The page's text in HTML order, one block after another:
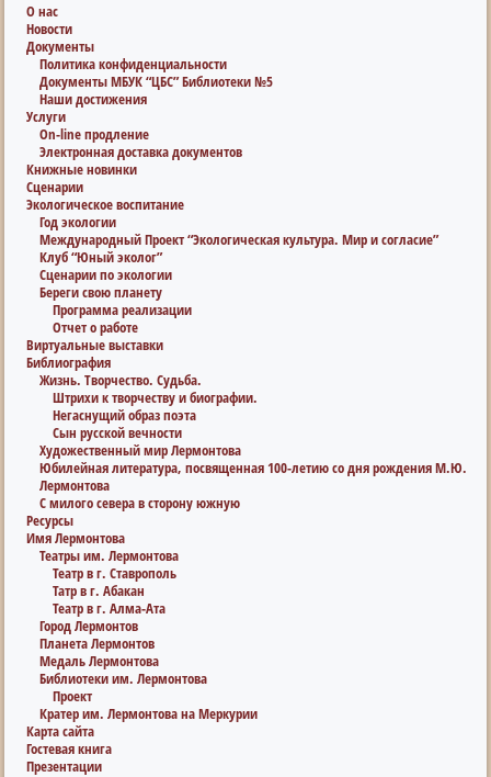
О нас
Новости
Документы
Политика конфиденциальности
Документы МБУК “ЦБС” Библиотеки №5
Наши достижения
Услуги
On-line продление
Электронная доставка документов
Книжные новинки
Сценарии
Экологическое воспитание
Год экологии
Международный Проект “Экологическая культура. Мир и согласие”
Клуб “Юный эколог”
Сценарии по экологии
Береги свою планету
Программа реализации
Отчет о работе
Виртуальные выставки
Библиография
Жизнь. Творчество. Судьба.
Штрихи к творчеству и биографии.
Негаснущий образ поэта
Сын русской вечности
Художественный мир Лермонтова
Юбилейная литература, посвященная 100-летию со дня рождения М.Ю.
Лермонтова
С милого севера в сторону южную
Ресурсы
Имя Лермонтова
Театры им. Лермонтова
Театр в г. Ставрополь
Татр в г. Абакан
Театр в г. Алма-Ата
Город Лермонтов
Планета Лермонтов
Медаль Лермонтова
Библиотеки им. Лермонтова
Проект
Кратер им. Лермонтова на Меркурии
Карта сайта
Гостевая книга
Презентации